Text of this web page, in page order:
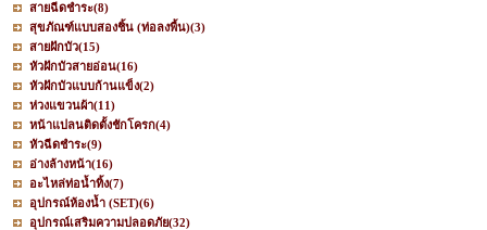
สายฉีดชำระ(8)
สุขภัณฑ์แบบสองชิ้น (ท่อลงพื้น)(3)
สายฝักบัว(15)
หัวฝักบัวสายอ่อน(16)
หัวฝักบัวแบบก้านแข็ง(2)
ห่วงแขวนผ้า(11)
หน้าแปลนติดตั้งชักโครก(4)
หัวฉีดชำระ(9)
อ่างล้างหน้า(16)
อะไหล่ท่อน้ำทิ้ง(7)
อุปกรณ์ห้องน้ำ (SET)(6)
อุปกรณ์เสริมความปลอดภัย(32)